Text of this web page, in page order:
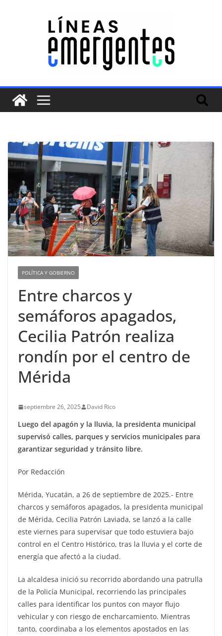
POLÍTICA Y GOBIERNO
Entre charcos y
semáforos apagados,
Cecilia Patrón realiza
rondín por el centro de
Mérida
septiembre 26, 2025 David Rico
Luego del apagón y la lluvia, la presidenta municipal
supervisó calles, parques y servicios municipales para
garantizar seguridad y tránsito libre.
Por Redacción
Mérida, Yucatán, a 26 de septiembre de 2025.- Entre
charcos y semáforos apagados, la presidenta municipal
de Mérida, Cecilia Patrón Laviada, se lanzó a la calle
este viernes para supervisar que todo estuviera bajo
control en el Centro Histórico, tras la lluvia y el corte de
energía que afectó a la ciudad.
La alcaldesa inició su recorrido abordando una patrulla
de la Policía Municipal, recorriendo las principales
calles para identificar los puntos con mayor flujo
vehicular y con riesgo de encharcamiento. Mientras
tanto, coordinaba a los elementos apostados en las